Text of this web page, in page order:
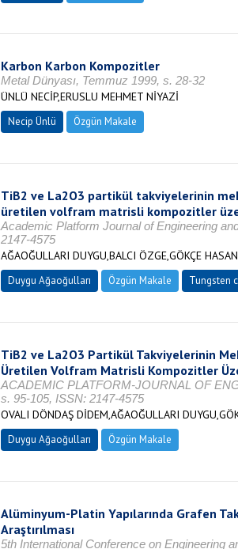
Karbon Karbon Kompozitler
Metal Dünyası, Temmuz 1999, s. 28-32
ÜNLÜ NECİP,ERUSLU MEHMET NİYAZİ
Necip Ünlü Özgün Makale
TiB2 ve La2O3 partikül takviyelerinin
üretilen volfram matrisli kompozitler
Academic Platform Journal of Engineering
2147-4575
AĞAOĞULLARI DUYGU,BALCI ÖZGE,GÖKÇE
Duygu Ağaoğulları Özgün Makale Tungsten
TiB2 ve La2O3 Partikül Takviyelerinin
Üretilen Volfram Matrisli Kompozitler
ACADEMIC PLATFORM-JOURNAL OF
s. 95-105, ISSN: 2147-4575
OVALI DÖNDAŞ DİDEM,AĞAOĞULLARI
Duygu Ağaoğulları Özgün Makale
Alüminyum-Platin Yapılarında Grafen
Araştırılması
5th International Conference on Engineering